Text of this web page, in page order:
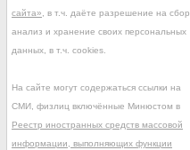
сайта» , в т.ч. даёте разрешение на сбор,
анализ и хранение своих персональных
данных, в т.ч. cookies.
На сайте могут содержаться ссылки на
СМИ, физлиц включённые Минюстом в
Реестр иностранных средств массовой
информации, выполняющих функции